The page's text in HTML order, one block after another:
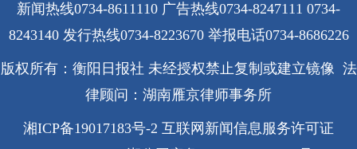
新闻热线0734-8611110 广告热线0734-8247111 0734-
8243140 发行热线0734-8223670 举报电话0734-8686226
版权所有：衡阳日报社 未经授权禁止复制或建立镜像 法
律顾问：湖南雁京律师事务所
湘ICP备19017183号-2 互联网新闻信息服务许可证